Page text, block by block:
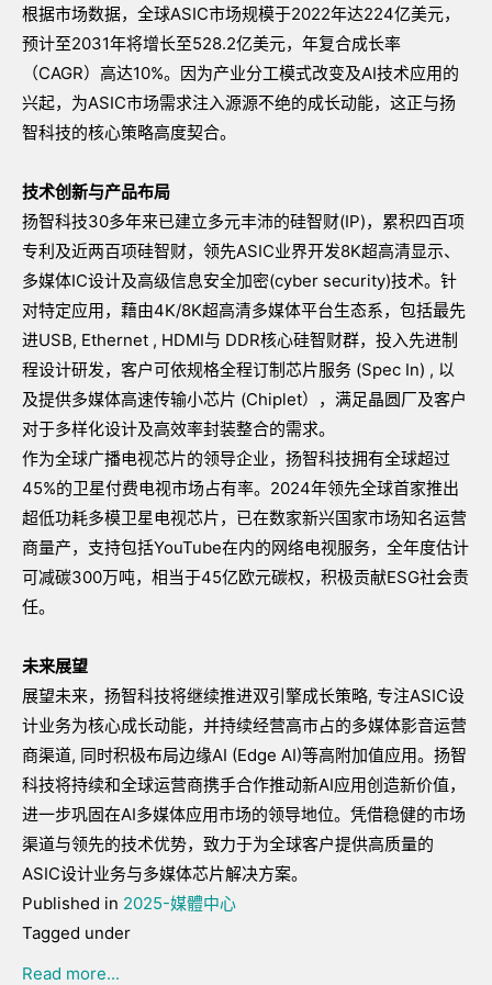
根据市场数据，全球ASIC市场规模于2022年达224亿美元，
预计至2031年将增长至528.2亿美元，年复合成长率
（CAGR）高达10%。因为产业分工模式改变及AI技术应用的
兴起，为ASIC市场需求注入源源不绝的成长动能，这正与扬
智科技的核心策略高度契合。
技术创新与产品布局
扬智科技30多年来已建立多元丰沛的硅智财(IP)，累积四百项
专利及近两百项硅智财，领先ASIC业界开发8K超高清显示、
多媒体IC设计及高级信息安全加密(cyber security)技术。针
对特定应用，藉由4K/8K超高清多媒体平台生态系，包括最先
进USB, Ethernet , HDMI与 DDR核心硅智财群，投入先进制
程设计研发，客户可依规格全程订制芯片服务 (Spec In) , 以
及提供多媒体高速传输小芯片 (Chiplet），满足晶圆厂及客户
对于多样化设计及高效率封装整合的需求。
作为全球广播电视芯片的领导企业，扬智科技拥有全球超过
45%的卫星付费电视市场占有率。2024年领先全球首家推出
超低功耗多模卫星电视芯片，已在数家新兴国家市场知名运营
商量产，支持包括YouTube在内的网络电视服务，全年度估计
可减碳300万吨，相当于45亿欧元碳权，积极贡献ESG社会责
任。
未来展望
展望未来，扬智科技将继续推进双引擎成长策略, 专注ASIC设
计业务为核心成长动能，并持续经营高市占的多媒体影音运营
商渠道, 同时积极布局边缘AI (Edge AI)等高附加值应用。扬智
科技将持续和全球运营商携手合作推动新AI应用创造新价值，
进一步巩固在AI多媒体应用市场的领导地位。凭借稳健的市场
渠道与领先的技术优势，致力于为全球客户提供高质量的
ASIC设计业务与多媒体芯片解决方案。
Published in 2025-媒體中心
Tagged under
Read more...